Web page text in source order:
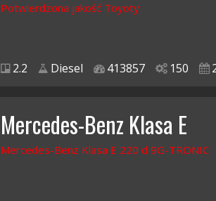
Potwierdzona jakość Toyoty
2.2 Diesel 413857 150
Mercedes-Benz Klasa E
Mercedes-Benz Klasa E 220 d 9G-TRONIC